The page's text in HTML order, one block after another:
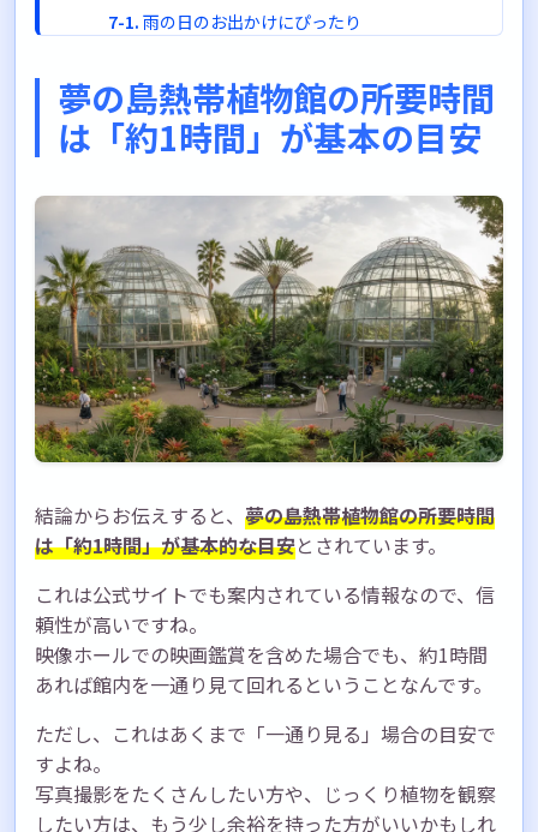
雨の日のお出かけにぴったり
子どもの自由研究や学習にも
訪問時のちょっとしたコツ
服装は脱ぎ着しやすいものがおすすめ
カメラやスマホは充電しておこう
水分補給の準備を
入館は余裕を持って
夢の島熱帯植物館の所要時間まとめ
ぜひ夢の島熱帯植物館へ足を運んでみてくだ
さいね
夢の島熱帯植物館の所要時間
は「約1時間」が基本の目安
結論からお伝えすると、 夢の島熱帯植物館の所要時間
は「約1時間」が基本的な目安とされています。
これは公式サイトでも案内されている情報なので、信
頼性が高いですね。
映像ホールでの映画鑑賞を含めた場合でも、約1時間
あれば館内を一通り見て回れるということなんです。
ただし、これはあくまで「一通り見る」場合の目安で
すよね。
写真撮影をたくさんしたい方や、じっくり植物を観察
したい方は、もう少し余裕を持った方がいいかもしれ